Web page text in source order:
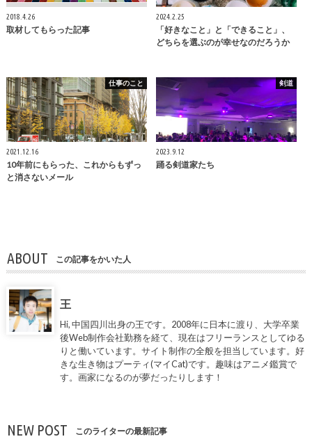
2018.4.26
取材してもらった記事
2024.2.25
「好きなこと」と「できること」、
どちらを選ぶのが幸せなのだろうか
仕事のこと
2021.12.16
10年前にもらった、これからもずっ
と消さないメール
剣道
2023.9.12
踊る剣道家たち
ABOUT この記事をかいた人
王
Hi, 中国四川出身の王です。2008年に日本に渡り、大学卒業
後Web制作会社勤務を経て、現在はフリーランスとしてゆる
りと働いています。サイト制作の全般を担当しています。好
きな生き物はプーティ(マイCat)です。趣味はアニメ鑑賞で
す。画家になるのが夢だったりします！
NEW POST このライターの最新記事